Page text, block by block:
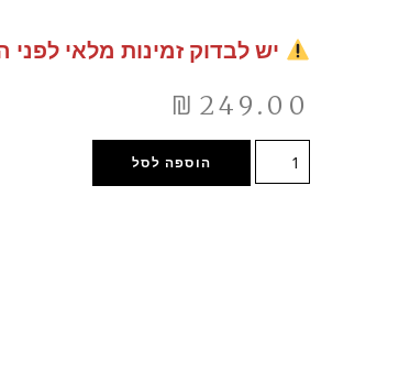
יש לבדוק זמינות מלאי לפני
₪ 249.00
הוספה לסל